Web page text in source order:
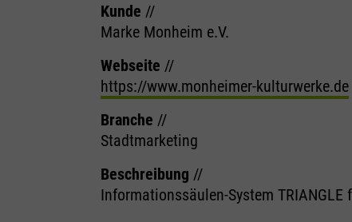
Kunde //
Marke Monheim e.V.
Webseite //
https://www.monheimer-kulturwerke.de
Branche //
Stadtmarketing
Beschreibung //
Informationssäulen-System